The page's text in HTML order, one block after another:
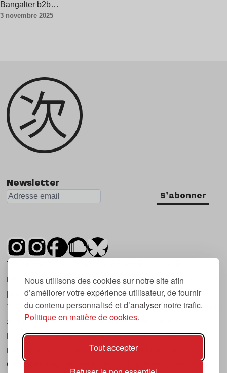
Nous utilisons des cookies sur notre site afin
d’améliorer votre expérience utilisateur, de fournir
du contenu personnalisé et d’analyser notre trafic.
Politique en matière de cookies.
Tout accepter
Bangalter b2b…
3 novembre 2025
Newsletter
S'abonner
Tsugi est un mensuel indépendant sur la
musique et les nouvelles tendances, dont la
première parution date de 2007.
Tsugi en japonais signifie « prochain », « suivant
», ce qui correspond à la thématique du
magazine, à l’affût des nouvelles tendances
musicales, qu’elles viennent de la musique
électronique, du rock ou du hip hop, et des